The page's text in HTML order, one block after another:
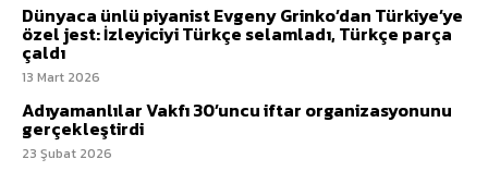
Dünyaca ünlü piyanist Evgeny Grinko’dan Türkiye’ye
özel jest: İzleyiciyi Türkçe selamladı, Türkçe parça
çaldı
13 Mart 2026
Adıyamanlılar Vakfı 30’uncu iftar organizasyonunu
gerçekleştirdi
23 Şubat 2026